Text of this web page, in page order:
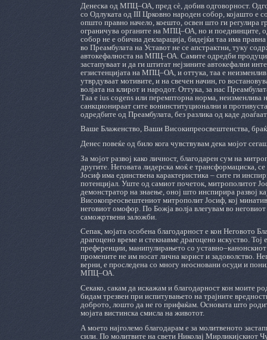
Денеска од МПЦ‒ОА, пред сè, добив одговорност.
со Одлуката од III Црковно народен собор, којашто е
општо правно начело, коешто, освен што ги регулира
ограничува органите на МПЦ‒ОА, но и поеднинците,
собор не е обична декларација, бидејќи таа има
во Преамбулата на Уставот не се апстрактни, туку
автокефалноста на МПЦ‒ОА. Самите одредби
застапуваат и да ги штитат нејзините автокефални
егзистенцијата на МПЦ‒ОА, и оттука, таа е
утврдуваат мотивите, и на свечен начин, го
волјата на клирот и народот. Оттука, за нас
Таа е ius cogens или перемпторна норма, неизменлива
санкционираат сите вонинституционални и
одредбите од Преамбулата, без разлика од каде
Ваше Блаженство, Ваши Високипреосвештенства,
Денес повеќе од било кога чувствувам дека мојот
За мојот развој како личност, благодарен сум на
другите. Неговата лидерска моќ е трансформациска,
Јосиф има единствена карактеристика ‒ сите ги
потенцијал. Уште од самиот почеток, митрополитот
демонстратор на знаење, оној што инспирира развој
Високопреосвештениот митрополит Јосиф, кој
неговиот омофор. По Божја волја влегувам во
саможртвени заложби.
Сепак, мојата особена благодарност е кон Неговото
драгоцено време и стекнавме драгоцено искуство.
преференции, манипулирањето со
промените не им носат лична корист и задоволство.
верни, е проследена со многу неосновани осуди и
МПЦ‒ОА.
Секако, сакам да искажам и благодарност кон моите
бидам трезвен при испитувањето на трајните
доброто, лошто да не го прифаќам. Основата што
мојата вистинска смисла на животот.
А моето најголемо благодарам е за молитвеното
сили. По молитвите на свети Николај Мирликијскиот